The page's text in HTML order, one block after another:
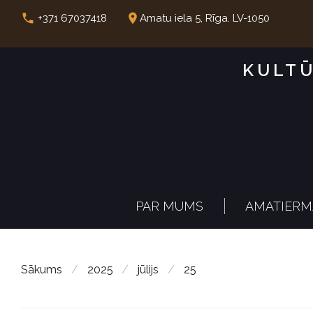
e
call +371 67037418 place Amatu iela 5, Rīga. LV-1050
PAR MUMS
Sākums / 2025 / jūlijs / 25